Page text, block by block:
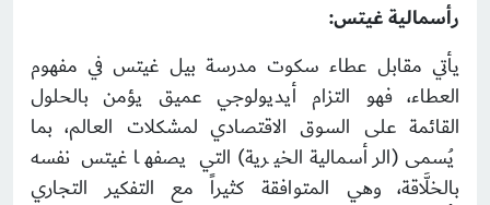
رأسمالية غيتس:
يأتي مقابل عطاء سكوت مدرسة بيل غيتس في مفهوم
العطاء، فهو التزام أيديولوجي عميق يؤمن بالحلول
القائمة على السوق الاقتصادي لمشكلات العالم، بما
يُسمى (الرأسمالية الخيرية) التي يصفها غيتس نفسه
بالخلَّاقة، وهي المتوافقة كثيراً مع التفكير التجاري